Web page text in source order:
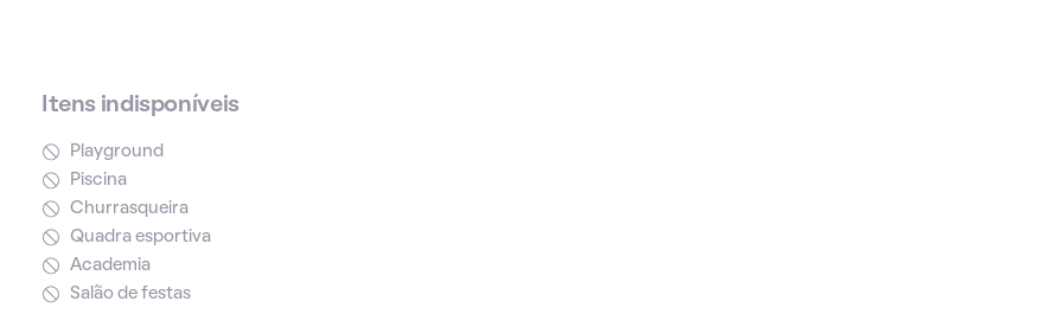
Itens indisponíveis
Playground
Piscina
Churrasqueira
Quadra esportiva
Academia
Salão de festas